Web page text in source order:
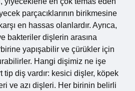
parçacıklarının birikmesine
en hassas olanlardır. Ayrıca,
bakteriler dişlerin arasına
yapışabilir ve çürükler için
Hangi dişimiz ne işe
tip diş vardır: kesici dişler, köpek
ve azı dişleri. Her birinin belirli